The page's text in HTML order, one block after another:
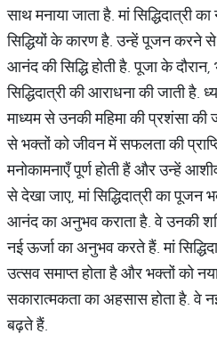
साथ मनाया जाता है. मां सिद्धिदात्री
सिद्धियों के कारण है. उन्हें पूजन करने
आनंद की सिद्धि होती है. पूजा के
सिद्धिदात्री की आराधना की जाती है.
माध्यम से उनकी महिमा की प्रशंसा की
से भक्तों को जीवन में सफलता की
मनोकामनाएँ पूर्ण होती हैं और उन्हें
से देखा जाए, मां सिद्धिदात्री का पूजन
आनंद का अनुभव कराता है. वे उनकी
नई ऊर्जा का अनुभव करते हैं. मां
उत्सव समाप्त होता है और भक्तों को
सकारात्मकता का अहसास होता है.
बढ़ते हैं.